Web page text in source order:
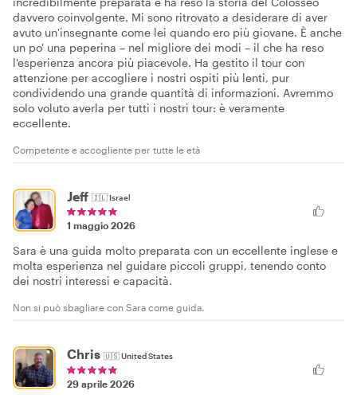
davvero coinvolgente. Mi sono ritrovato a desiderare di aver
avuto un'insegnante come lei quando ero più giovane. È anche
un po' una peperina – nel migliore dei modi – il che ha reso
l'esperienza ancora più piacevole. Ha gestito il tour con
attenzione per accogliere i nostri ospiti più lenti, pur
condividendo una grande quantità di informazioni. Avremmo
solo voluto averla per tutti i nostri tour: è veramente
eccellente.
Competente e accogliente per tutte le età
Jeff 🇮🇱Israel
1 maggio 2026
Sara è una guida molto preparata con un eccellente inglese e
molta esperienza nel guidare piccoli gruppi, tenendo conto
dei nostri interessi e capacità.
Non si può sbagliare con Sara come guida.
Chris 🇺🇸United States
29 aprile 2026